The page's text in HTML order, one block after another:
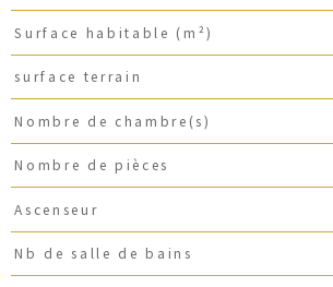
Surface habitable (m²)
surface terrain
Nombre de chambre(s)
Nombre de pièces
Ascenseur
Nb de salle de bains